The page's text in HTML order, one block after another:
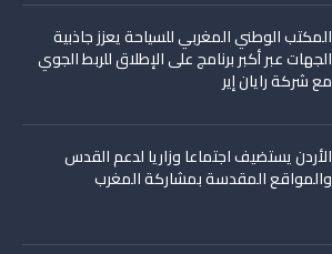
المكتب الوطني المغربي للسياحة يعزز جاذبية
الجهات عبر أكبر برنامج على الإطلاق للربط الجوي
مع شركة رايان إير
الأردن يستضيف اجتماعا وزاريا لدعم القدس
والمواقع المقدسة بمشاركة المغرب